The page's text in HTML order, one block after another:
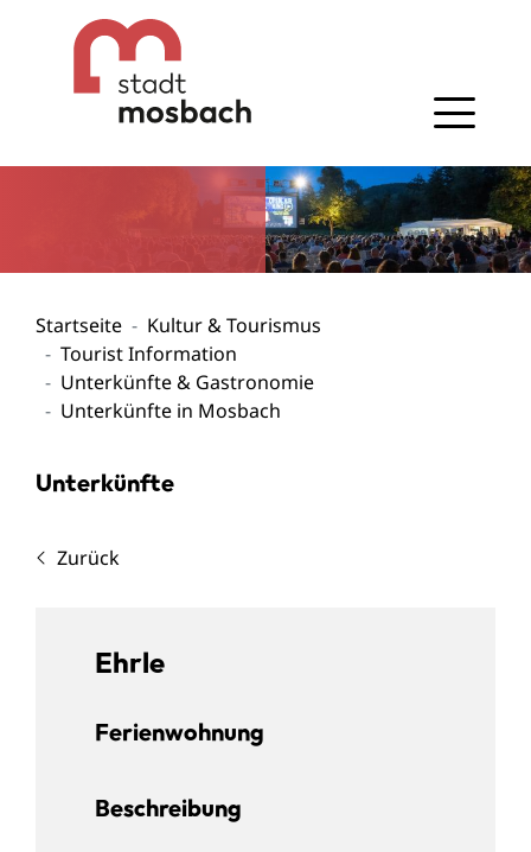
Gehe zum Navigationsbereich
Gehe zum Inhalt
Startseite
Kultur & Tourismus
Tourist Information
Unterkünfte & Gastronomie
Unterkünfte in Mosbach
Unterkünfte
Zurück
Ehrle
Ferienwohnung
Beschreibung